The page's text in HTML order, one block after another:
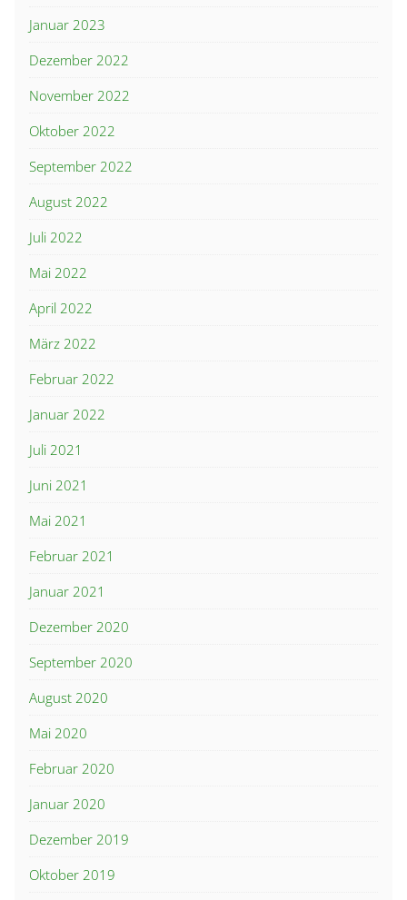
Januar 2023
Dezember 2022
November 2022
Oktober 2022
September 2022
August 2022
Juli 2022
Mai 2022
April 2022
März 2022
Februar 2022
Januar 2022
Juli 2021
Juni 2021
Mai 2021
Februar 2021
Januar 2021
Dezember 2020
September 2020
August 2020
Mai 2020
Februar 2020
Januar 2020
Dezember 2019
Oktober 2019